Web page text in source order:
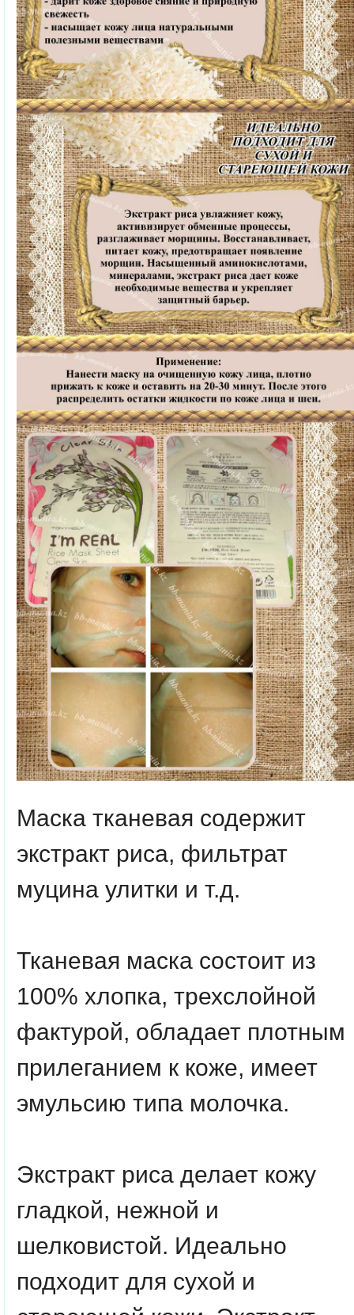
Маска тканевая содержит
экстракт риса, фильтрат
муцина улитки и т.д.
Тканевая маска состоит из
100% хлопка, трехслойной
фактурой, обладает плотным
прилеганием к коже, имеет
эмульсию типа молочка.
Экстракт риса делает кожу
гладкой, нежной и
шелковистой. Идеально
подходит для сухой и